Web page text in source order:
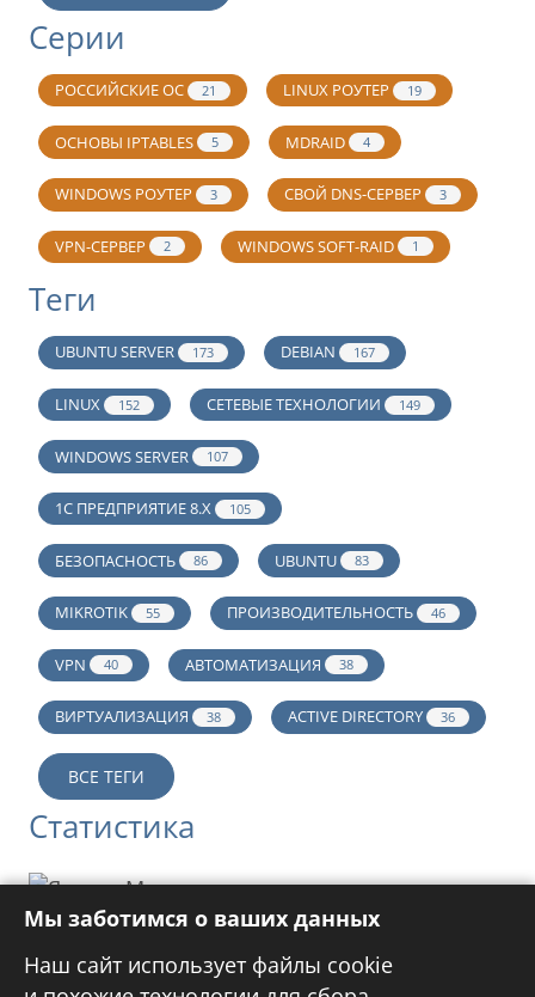
Серии
РОССИЙСКИЕ ОС 21 LINUX РОУТЕР 19
ОСНОВЫ IPTABLES 5 MDRAID 4
WINDOWS РОУТЕР 3 СВОЙ DNS-СЕРВЕР 3
VPN-СЕРВЕР 2 WINDOWS SOFT-RAID 1
Теги
UBUNTU SERVER 173 DEBIAN 167
LINUX 152 СЕТЕВЫЕ ТЕХНОЛОГИИ 149
WINDOWS SERVER 107
1С ПРЕДПРИЯТИЕ 8.Х 105
БЕЗОПАСНОСТЬ 86 UBUNTU 83
MIKROTIK 55 ПРОИЗВОДИТЕЛЬНОСТЬ 46
VPN 40 АВТОМАТИЗАЦИЯ 38
ВИРТУАЛИЗАЦИЯ 38 ACTIVE DIRECTORY 36
ВСЕ ТЕГИ
Статистика
Реклама
Мы заботимся о ваших данных
Наш сайт использует файлы cookie